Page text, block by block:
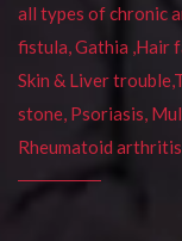
all types of chronic
fistula, Gathia ,Hair
Skin & Liver
stone, Psoriasis,
Rheumatoid